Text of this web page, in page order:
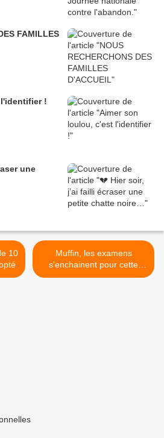
FAMILLES
!
une
Muffin, les examens
s'enchainent pour cette
puce >